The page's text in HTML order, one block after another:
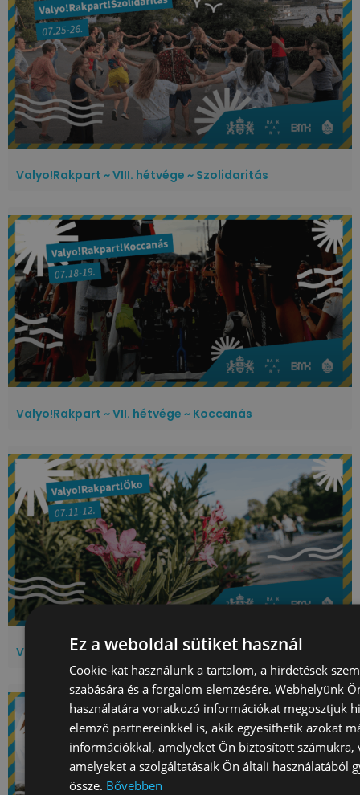
Valyo!Rakpart ~ VIII. hétvége ~ Szolidaritás
Valyo!Rakpart ~ VII. hétvége ~ Koccanás
Valyo!Rakpart ~ VI. hétvége ~ Öko
Ez a weboldal sütiket használ
Cookie-kat használunk a tartalom, a hirdetések
szabására és a forgalom elemzésére. Webhelyünk
használatára vonatkozó információkat megosztjuk
elemző partnereinkkel is, akik egyesíthetik azokat
információkkal, amelyeket Ön biztosított számukra,
amelyeket a szolgáltatásaik Ön általi használatából
össze. Bővebben